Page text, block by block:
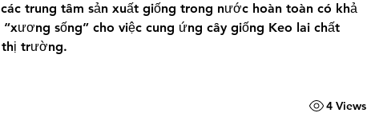
trung tâm sản xuất giống trong nước hoàn toàn có khả
sống” cho việc cung ứng cây giống Keo lai chất
trường.
4 Views